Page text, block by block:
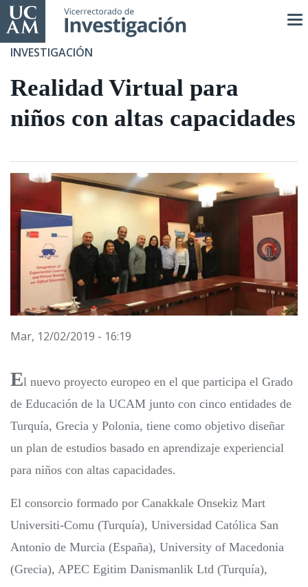
Pasar
al
contenido
INVESTIGACIÓN
Realidad Virtual para
niños con altas capacidades
Mar, 12/02/2019 - 16:19
El nuevo proyecto europeo en el que participa el Grado
de Educación de la UCAM junto con cinco entidades de
Turquía, Grecia y Polonia, tiene como objetivo diseñar
un plan de estudios basado en aprendizaje experiencial
para niños con altas capacidades.
El consorcio formado por Canakkale Onsekiz Mart
Universiti-Comu (Turquía), Universidad Católica San
Antonio de Murcia (España), University of Macedonia
(Grecia), APEC Egitim Danismanlik Ltd (Turquía),